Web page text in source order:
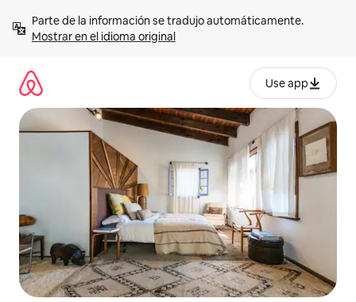
contenidoMostrar en el idioma original
Use app